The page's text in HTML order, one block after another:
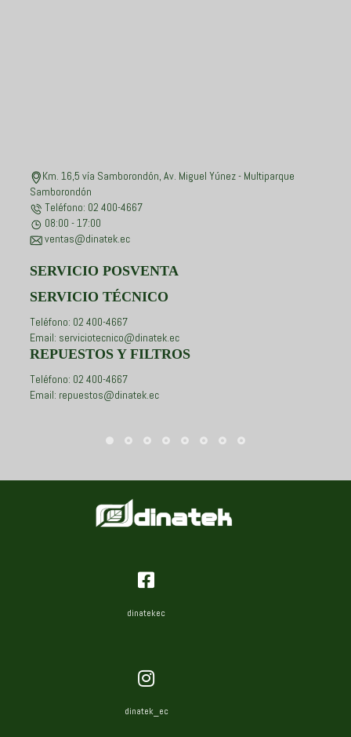
Km. 16,5 vía Samborondón, Av. Miguel Yúnez - Multiparque
Samborondón
Teléfono: 02 400-4667
08:00 - 17:00
ventas@dinatek.ec
SERVICIO POSVENTA
SERVICIO TÉCNICO
Teléfono: 02 400-4667
Email: serviciotecnico@dinatek.ec
REPUESTOS Y FILTROS
Teléfono: 02 400-4667
Email: repuestos@dinatek.ec
dinatekec
dinatek_ec